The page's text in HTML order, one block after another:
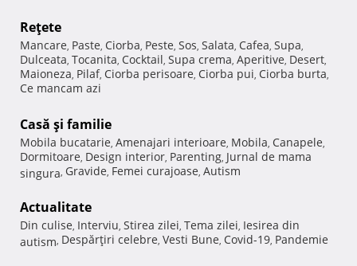
Reţete
Mancare, Paste, Ciorba, Peste, Sos, Salata, Cafea, Supa,
Dulceata, Tocanita, Cocktail, Supa crema, Aperitive, Desert,
Maioneza, Pilaf, Ciorba perisoare, Ciorba pui, Ciorba burta,
Ce mancam azi
Casă şi familie
Mobila bucatarie, Amenajari interioare, Mobila, Canapele,
Dormitoare, Design interior, Parenting, Jurnal de mama
singura, Gravide, Femei curajoase, Autism
Actualitate
Din culise, Interviu, Stirea zilei, Tema zilei, Iesirea din
autism, Despărţiri celebre, Vesti Bune, Covid-19, Pandemie